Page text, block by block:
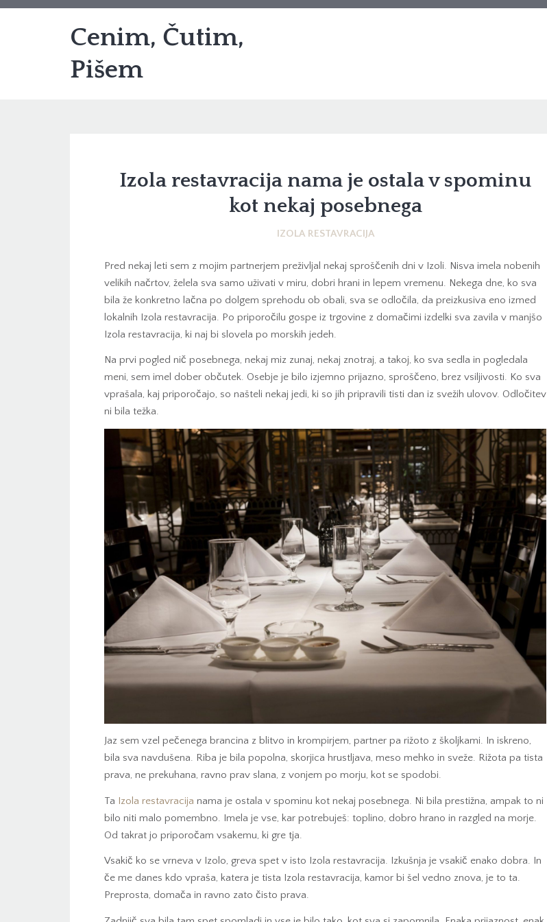
Cenim, Čutim,
Pišem
Izola restavracija nama je ostala v spominu
kot nekaj posebnega
IZOLA RESTAVRACIJA
Pred nekaj leti sem z mojim partnerjem preživljal nekaj sproščenih dni v Izoli. Nisva imela nobenih
velikih načrtov, želela sva samo uživati v miru, dobri hrani in lepem vremenu. Nekega dne, ko sva
bila že konkretno lačna po dolgem sprehodu ob obali, sva se odločila, da preizkusiva eno izmed
lokalnih Izola restavracija. Po priporočilu gospe iz trgovine z domačimi izdelki sva zavila v manjšo
Izola restavracija, ki naj bi slovela po morskih jedeh.
Na prvi pogled nič posebnega, nekaj miz zunaj, nekaj znotraj, a takoj, ko sva sedla in pogledala
meni, sem imel dober občutek. Osebje je bilo izjemno prijazno, sproščeno, brez vsiljivosti. Ko sva
vprašala, kaj priporočajo, so našteli nekaj jedi, ki so jih pripravili tisti dan iz svežih ulovov. Odločitev
ni bila težka.
Jaz sem vzel pečenega brancina z blitvo in krompirjem, partner pa rižoto z školjkami. In iskreno,
bila sva navdušena. Riba je bila popolna, skorjica hrustljava, meso mehko in sveže. Rižota pa tista
prava, ne prekuhana, ravno prav slana, z vonjem po morju, kot se spodobi.
Ta Izola restavracija nama je ostala v spominu kot nekaj posebnega. Ni bila prestižna, ampak to ni
bilo niti malo pomembno. Imela je vse, kar potrebuješ: toplino, dobro hrano in razgled na morje.
Od takrat jo priporočam vsakemu, ki gre tja.
Vsakič ko se vrneva v Izolo, greva spet v isto Izola restavracija. Izkušnja je vsakič enako dobra. In
če me danes kdo vpraša, katera je tista Izola restavracija, kamor bi šel vedno znova, je to ta.
Preprosta, domača in ravno zato čisto prava.